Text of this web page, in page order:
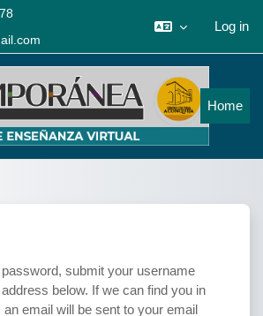
Log in
Home
submit your username
below. If we can find you in
an email will be sent to your email